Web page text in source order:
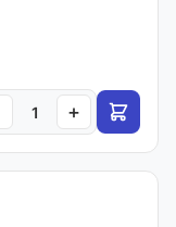
+